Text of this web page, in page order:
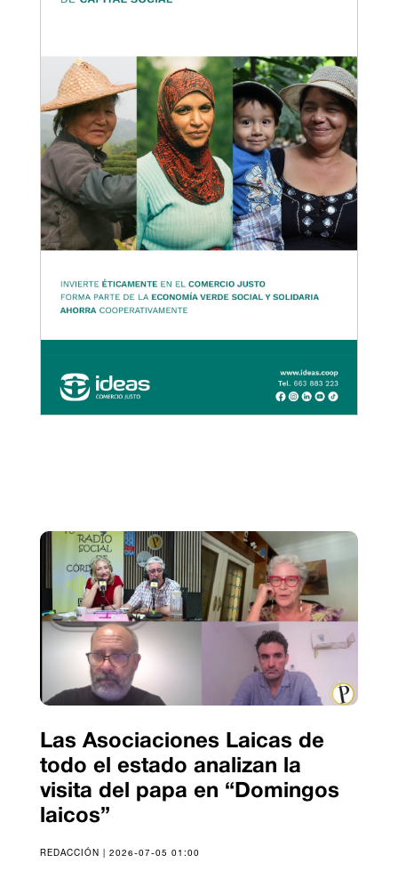
Las Asociaciones Laicas de
todo el estado analizan la
visita del papa en “Domingos
laicos”
REDACCIÓN | 2026-07-05 01:00